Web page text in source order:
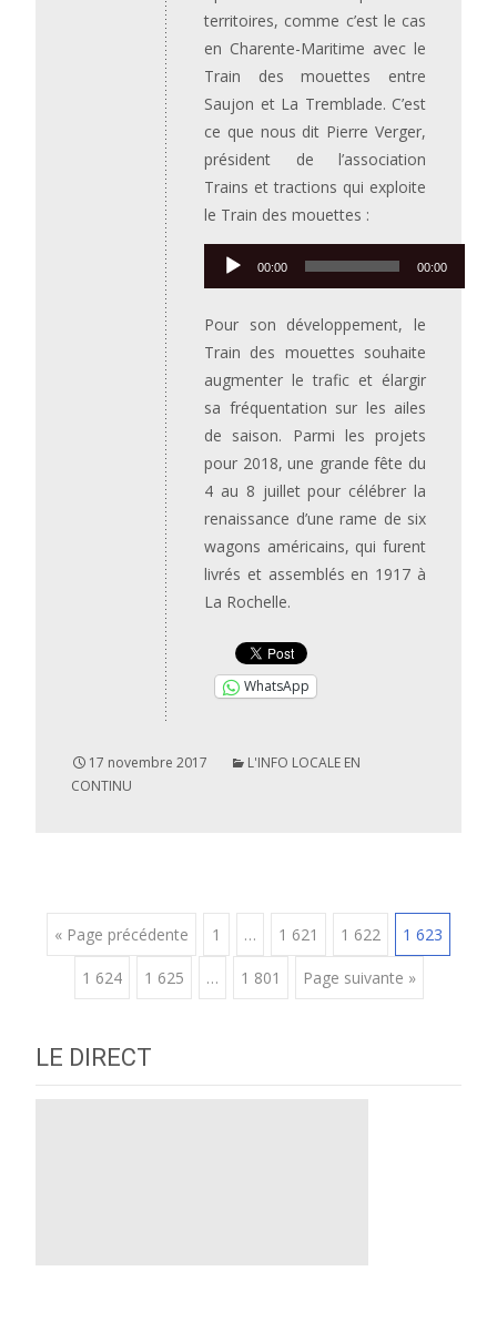
territoires, comme c’est le cas
en Charente-Maritime avec le
Train des mouettes entre
Saujon et La Tremblade. C’est
ce que nous dit Pierre Verger,
président de l’association
Trains et tractions qui exploite
le Train des mouettes :
Lecteur
audio
00:00 00:00
Pour son développement, le
Train des mouettes souhaite
augmenter le trafic et élargir
sa fréquentation sur les ailes
de saison. Parmi les projets
pour 2018, une grande fête du
4 au 8 juillet pour célébrer la
renaissance d’une rame de six
wagons américains, qui furent
livrés et assemblés en 1917 à
La Rochelle.
WhatsApp
17 novembre 2017
L'INFO LOCALE EN
CONTINU
Posts
navigation
« Page précédente 1 … 1 621 1 622 1 623
1 624 1 625 … 1 801 Page suivante »
LE DIRECT